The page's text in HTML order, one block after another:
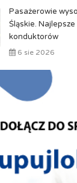
Pasażerowie
Śląskie.
konduktorów
6 sie 2026